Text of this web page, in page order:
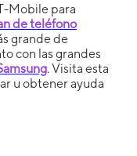
Mobile para
de teléfono
grande de
con las grandes
. Visita esta
u obtener ayuda